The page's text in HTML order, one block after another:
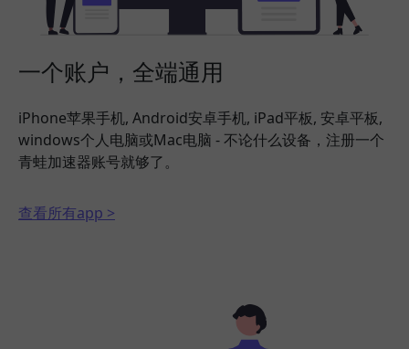
一个账户，全端通用
iPhone苹果手机, Android安卓手机, iPad平板, 安卓平板,
windows个人电脑或Mac电脑 - 不论什么设备，注册一个
青蛙加速器账号就够了。
查看所有app >